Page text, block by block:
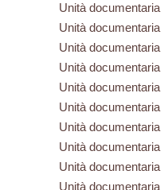
Unità documentaria
Unità documentaria
Unità documentaria
Unità documentaria
Unità documentaria
Unità documentaria
Unità documentaria
Unità documentaria
Unità documentaria
Unità documentaria